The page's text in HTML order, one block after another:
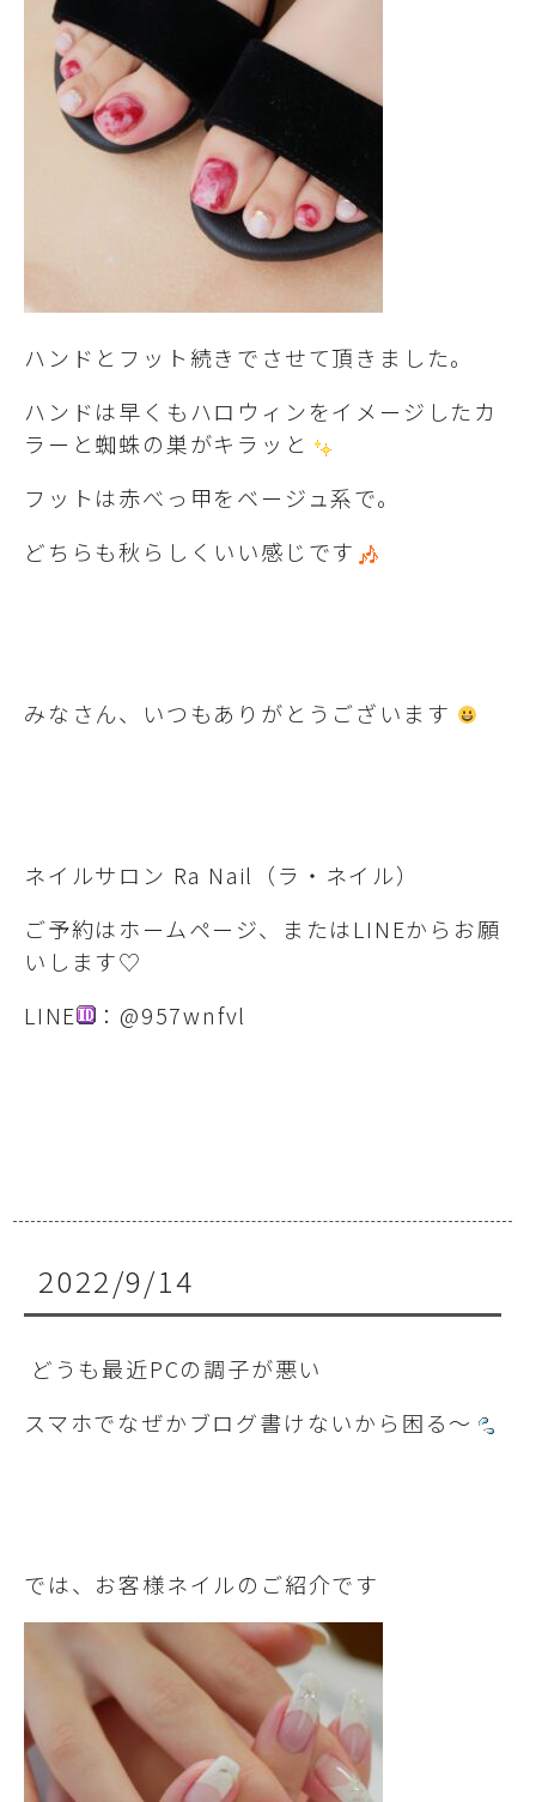
ハンドとフット続きでさせて頂きました。
ハンドは早くもハロウィンをイメージしたカ
ラーと蜘蛛の巣がキラッと
フットは赤べっ甲をベージュ系で。
どちらも秋らしくいい感じです
みなさん、いつもありがとうございます
ネイルサロン Ra Nail（ラ・ネイル）
ご予約はホームページ、またはLINEからお願
いします♡
LINE
：@957wnfvl
2022/9/14
どうも最近PCの調子が悪い
スマホでなぜかブログ書けないから困る～
では、お客様ネイルのご紹介です